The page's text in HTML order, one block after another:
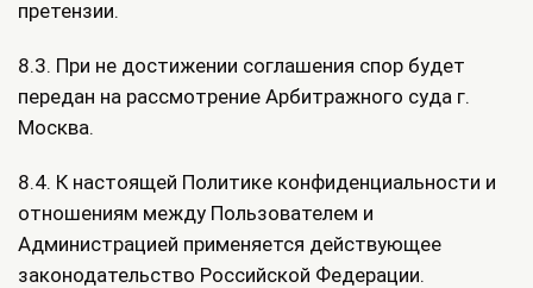
претензии.
8.3. При не достижении соглашения спор будет
передан на рассмотрение Арбитражного суда г.
Москва.
8.4. К настоящей Политике конфиденциальности и
отношениям между Пользователем и
Администрацией применяется действующее
законодательство Российской Федерации.